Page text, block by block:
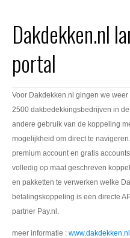
Domeinnaam registreren
SSL certificaat
Dakdekken.nl
portal
Voor Dakdekken.nl gingen we
2500 dakbedekkingsbedrijven in
andere gebruik van de koppeling
mogelijkheid om direct te
premium account en gratis
volledig op maat geschreven
en pakketten te verwerken welke
betalingskoppeling is een directe
partner Pay.nl.
meer informatie : www.dakdekken.nl